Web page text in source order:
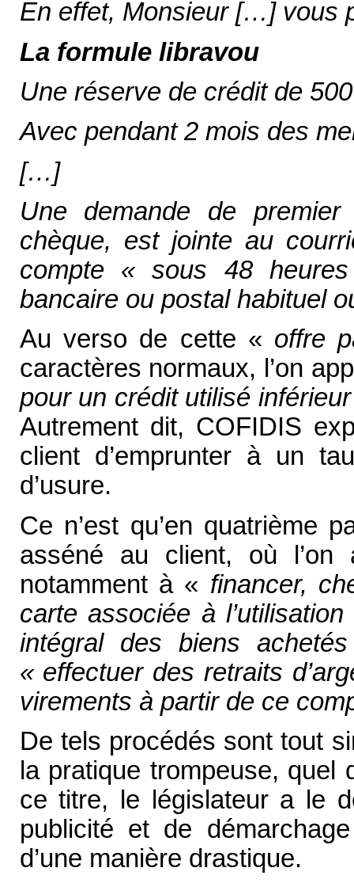
En effet, Monsieur […] vous
La formule libravou
Une réserve de crédit de
Avec pendant 2 mois des
[…]
Une demande de
chèque, est jointe au
compte « sous 48
bancaire ou postal habituel
Au verso de cette « offre
caractères normaux, l’on
pour un crédit utilisé
Autrement dit, COFIDIS
client d’emprunter à un
d’usure.
Ce n’est qu’en quatrième
asséné au client, où l’on
notamment à « financer,
carte associée à
intégral des biens
« effectuer des retraits
virements à partir de ce
De tels procédés sont tout
la pratique trompeuse,
ce titre, le législateur a le
publicité et de
d’une manière drastique.